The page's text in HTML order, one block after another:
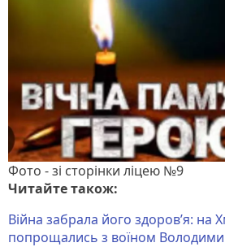
Фото - зі сторінки ліцею №9
Читайте також:
Війна забрала його здоров’я: на
попрощались з воїном